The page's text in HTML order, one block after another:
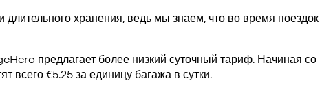
длительного хранения, ведь мы знаем, что во время поездок
предлагает более низкий суточный тариф. Начиная со
всего €5.25 за единицу багажа в сутки.